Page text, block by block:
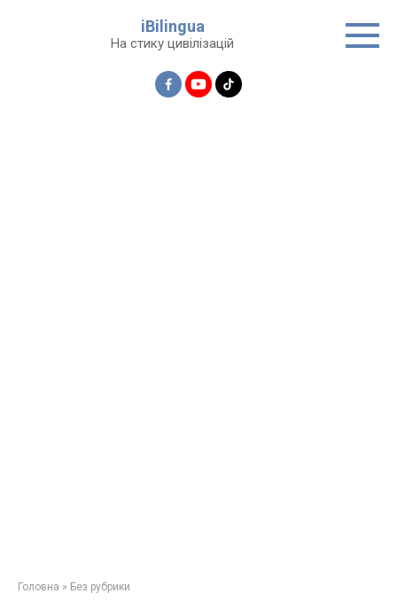
iBilingua
На стику цивілізацій
Головна » Без рубрики